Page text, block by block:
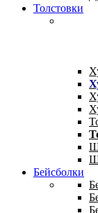
Толстовки
Бейсболки